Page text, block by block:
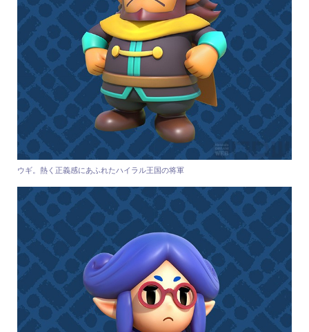
ウギ。熱く正義感にあふれたハイラル王国の将軍